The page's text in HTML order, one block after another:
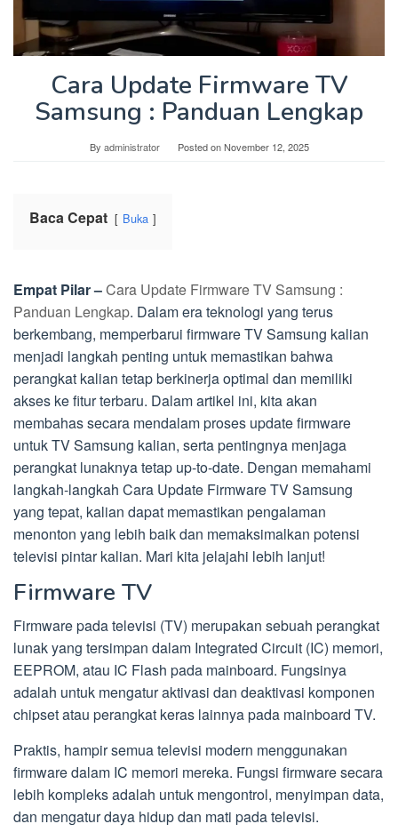
Cara Update Firmware TV
Samsung : Panduan Lengkap
By administrator Posted onNovember 12, 2025
Baca Cepat Buka
Empat Pilar –Cara Update Firmware TV Samsung :
Panduan Lengkap. Dalam era teknologi yang terus
berkembang, memperbarui firmware TV Samsung kalian
menjadi langkah penting untuk memastikan bahwa
perangkat kalian tetap berkinerja optimal dan memiliki
akses ke fitur terbaru. Dalam artikel ini, kita akan
membahas secara mendalam proses update firmware
untuk TV Samsung kalian, serta pentingnya menjaga
perangkat lunaknya tetap up-to-date. Dengan memahami
langkah-langkah Cara Update Firmware TV Samsung
yang tepat, kalian dapat memastikan pengalaman
menonton yang lebih baik dan memaksimalkan potensi
televisi pintar kalian. Mari kita jelajahi lebih lanjut!
Firmware TV
Firmware pada televisi (TV) merupakan sebuah perangkat
lunak yang tersimpan dalam Integrated Circuit (IC) memori,
EEPROM, atau IC Flash pada mainboard. Fungsinya
adalah untuk mengatur aktivasi dan deaktivasi komponen
chipset atau perangkat keras lainnya pada mainboard TV.
Praktis, hampir semua televisi modern menggunakan
firmware dalam IC memori mereka. Fungsi firmware secara
lebih kompleks adalah untuk mengontrol, menyimpan data,
dan mengatur daya hidup dan mati pada televisi.